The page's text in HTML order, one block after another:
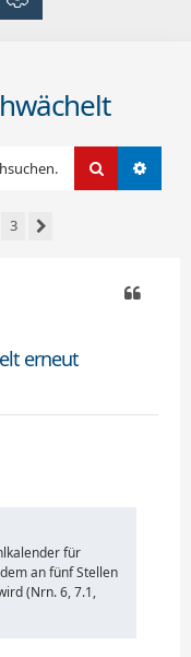
Suche
3
erneut
für
an fünf Stellen
(Nrn. 6, 7.1,